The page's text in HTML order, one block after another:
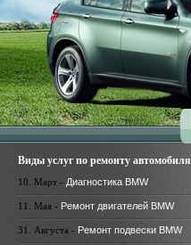
Виды услуг по ремонту автомобиля
10. Март - Диагностика BMW
11. Мая - Ремонт двигателей BMW
31. Августа - Ремонт подвески BMW